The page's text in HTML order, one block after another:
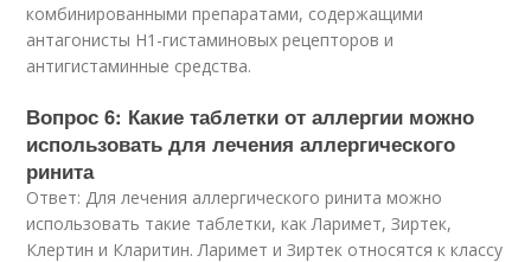
комбинированными препаратами, содержащими
антагонисты H1-гистаминовых рецепторов и
антигистаминные средства.
Вопрос 6: Какие таблетки от аллергии можно
использовать для лечения аллергического
ринита
Ответ: Для лечения аллергического ринита можно
использовать такие таблетки, как Ларимет, Зиртек,
Клертин и Кларитин. Ларимет и Зиртек относятся к классу